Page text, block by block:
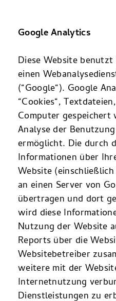
Google Analytics
Diese Website
einen
(“Google“). Google
“Cookies“,
Computer gespeichert
Analyse der
ermöglicht. Die durch
Informationen über
Website
an einen Server von
übertragen und dort
wird diese
Nutzung der Website
Reports über die
Websitebetreiber
weitere mit der
Internetnutzung
Dienstleistungen zu